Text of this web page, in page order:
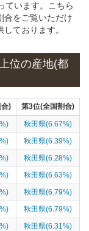
ています。こちら
合をご覧いただけ
ております。
位の産地(都
) 第3位(全国割合)
秋田県(6.67%)
秋田県(6.39%)
秋田県(6.28%)
秋田県(6.63%)
秋田県(6.79%)
秋田県(6.79%)
秋田県(6.31%)